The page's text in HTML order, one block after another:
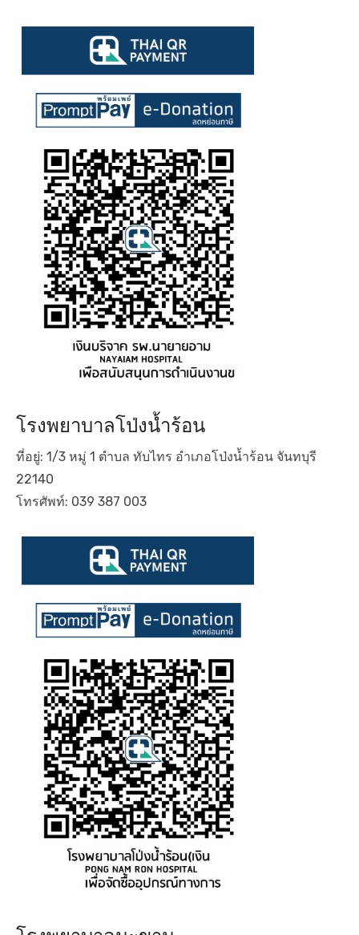
โรงพยาบาลโป่งน้ำร้อน
ที่อยู่: 1/3 หมู่ 1 ตำบล ทับไทร อำเภอโป่งน้ำร้อน จันทบุรี
22140
โทรศัพท์: 039 387 003